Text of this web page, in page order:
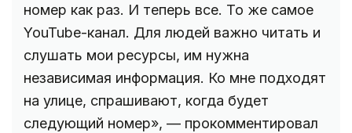
номер как раз. И теперь все. То же самое
YouTube-канал. Для людей важно читать и
слушать мои ресурсы, им нужна
независимая информация. Ко мне подходят
на улице, спрашивают, когда будет
следующий номер», — прокомментировал